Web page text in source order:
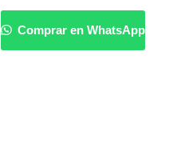
Comprar en WhatsApp